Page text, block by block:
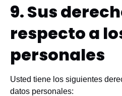
9. Sus
respecto a
personales
Usted tiene los siguientes
datos personales: